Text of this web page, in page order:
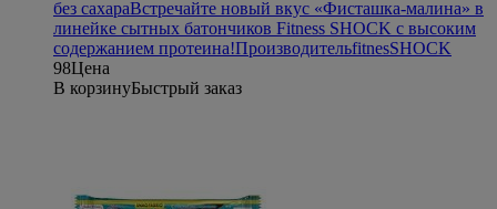
без сахараВстречайте новый вкус «Фисташка-малина» в
линейке сытных батончиков Fitness SHOCK с высоким
содержанием протеина!ПроизводительfitnesSHOCK
98Цена
В корзинуБыстрый заказ